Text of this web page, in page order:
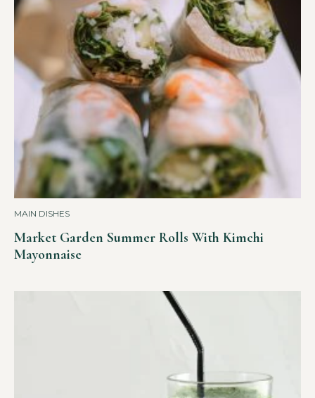
MAIN DISHES
Market Garden Summer Rolls With Kimchi
Mayonnaise